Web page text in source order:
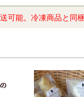
可能。冷凍商品と同梱